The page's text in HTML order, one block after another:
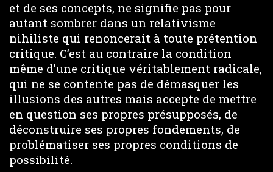
et de ses concepts, ne signifie pas pour
autant sombrer dans un relativisme
nihiliste qui renoncerait à toute prétention
critique. C’est au contraire la condition
même d’une critique véritablement radicale,
qui ne se contente pas de démasquer les
illusions des autres mais accepte de mettre
en question ses propres présupposés, de
déconstruire ses propres fondements, de
problématiser ses propres conditions de
possibilité.